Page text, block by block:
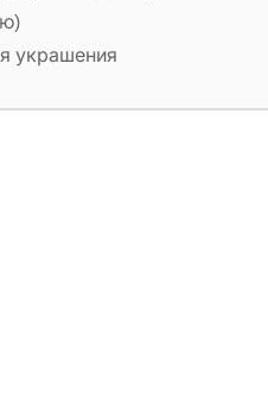
украшения